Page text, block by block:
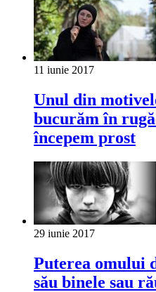
11 iunie 2017
Unul din
bucurăm în
începem prost
29 iunie 2017
Puterea omului
său binele sau